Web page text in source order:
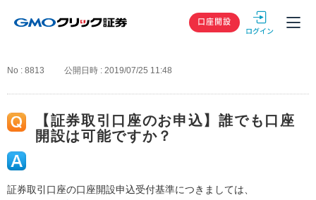
GMOクリック
口座開設
No : 8813 公開日時 : 2019/07/25 11:48
【証券取引口座のお申込】誰でも口座
開設は可能ですか？
証券取引口座の口座開設申込受付基準につきましては、